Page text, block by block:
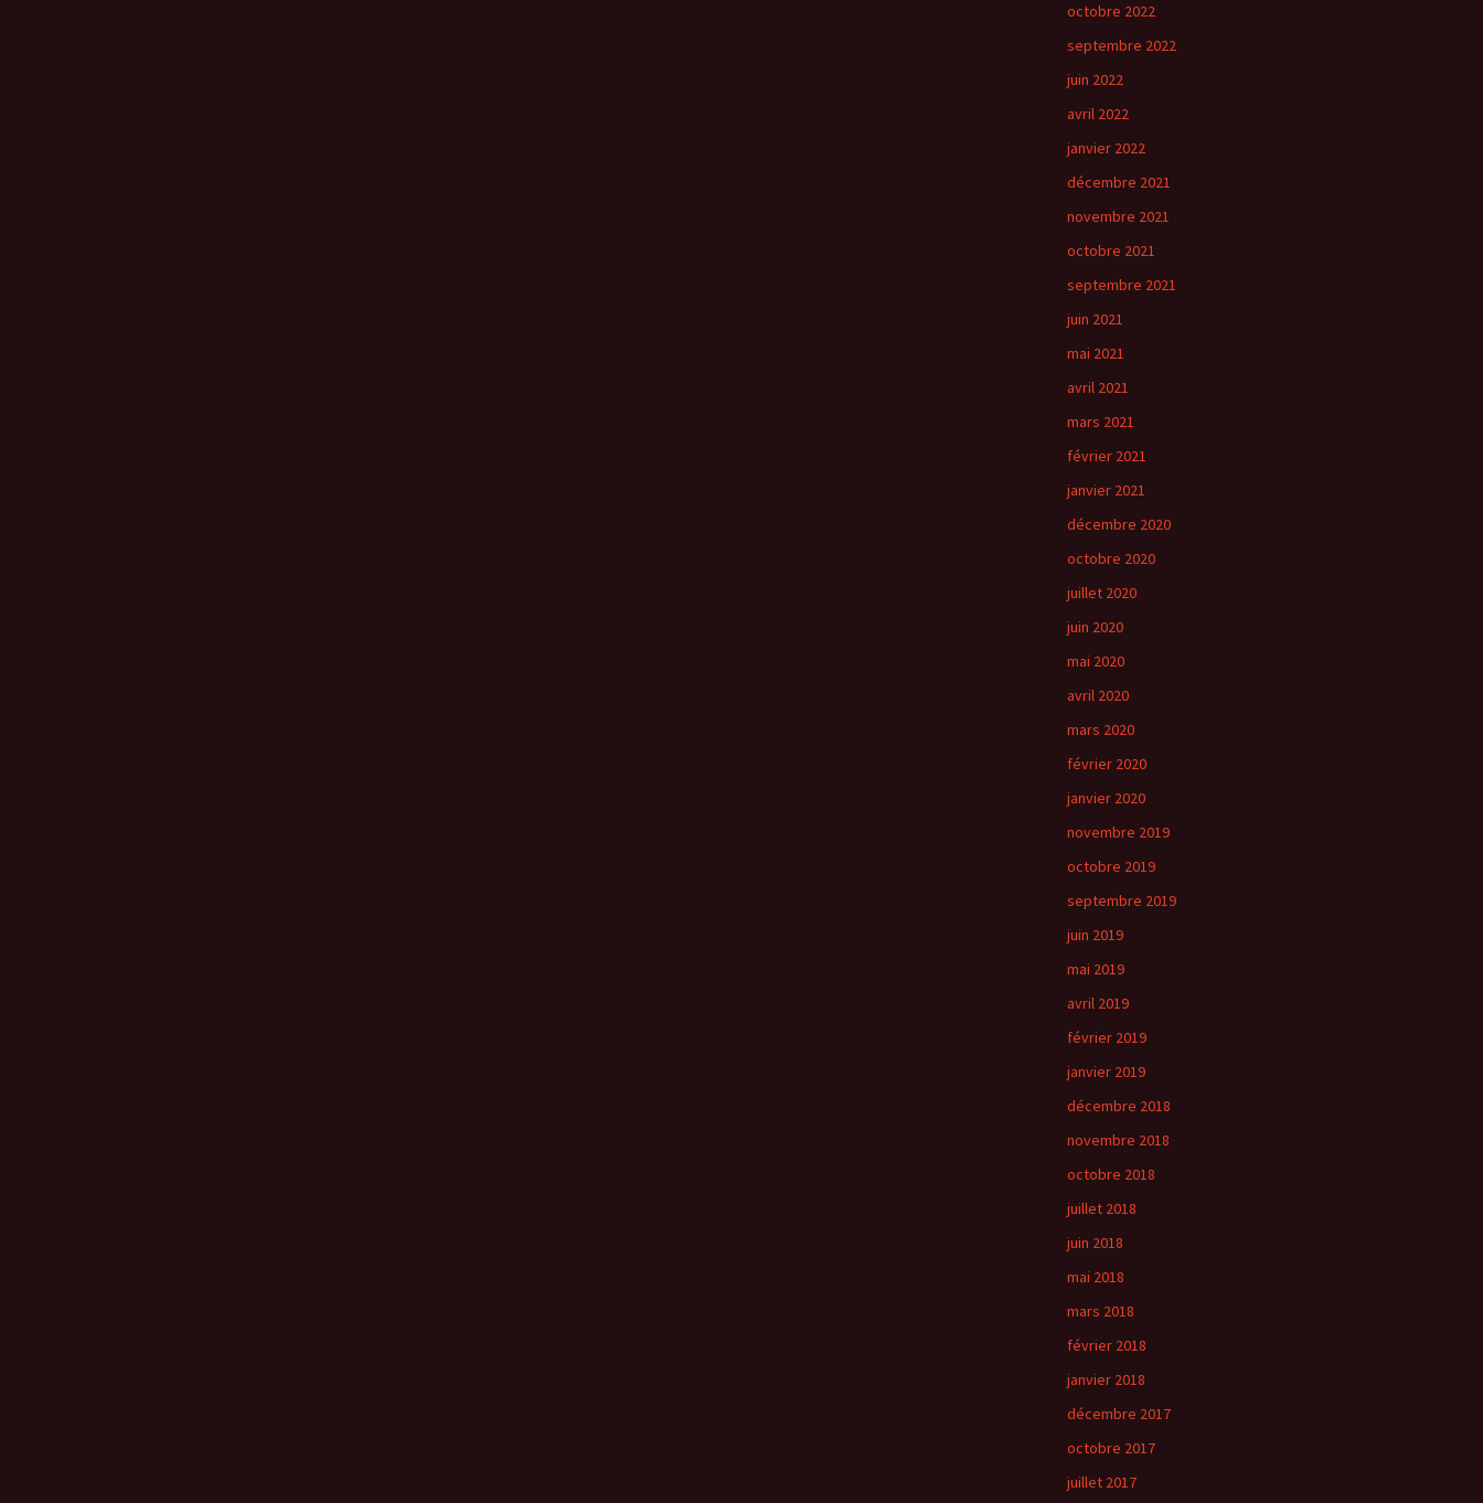
octobre 2022
septembre 2022
juin 2022
avril 2022
janvier 2022
décembre 2021
novembre 2021
octobre 2021
septembre 2021
juin 2021
mai 2021
avril 2021
mars 2021
février 2021
janvier 2021
décembre 2020
octobre 2020
juillet 2020
juin 2020
mai 2020
avril 2020
mars 2020
février 2020
janvier 2020
novembre 2019
octobre 2019
septembre 2019
juin 2019
mai 2019
avril 2019
février 2019
janvier 2019
décembre 2018
novembre 2018
octobre 2018
juillet 2018
juin 2018
mai 2018
mars 2018
février 2018
janvier 2018
décembre 2017
octobre 2017
juillet 2017